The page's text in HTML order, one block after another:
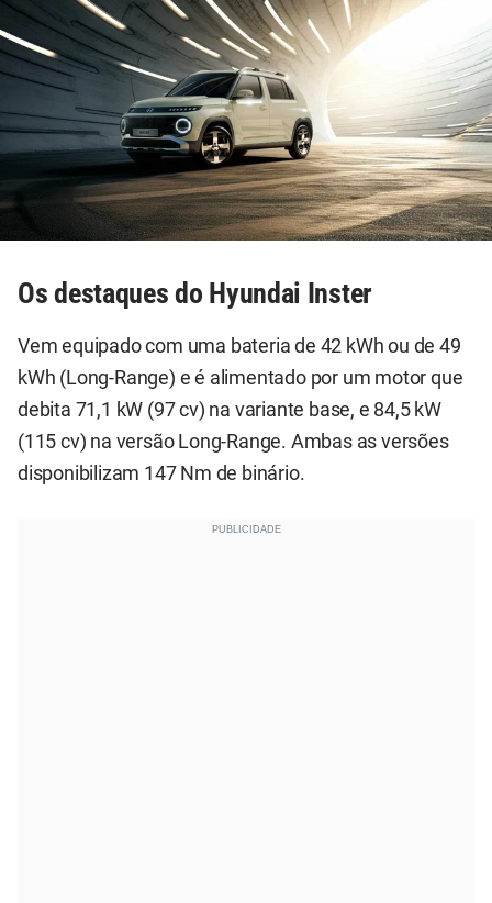
Os destaques do Hyundai Inster
Vem equipado com uma bateria de 42 kWh ou de 49
kWh (Long-Range) e é alimentado por um motor que
debita 71,1 kW (97 cv) na variante base, e 84,5 kW
(115 cv) na versão Long-Range. Ambas as versões
disponibilizam 147 Nm de binário.